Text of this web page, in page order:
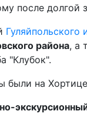
после долгой
Гуляйпольского
района, а
"Клубок".
были на